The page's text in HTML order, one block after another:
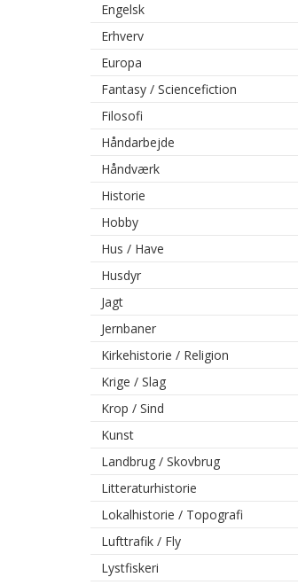
Engelsk
Erhverv
Europa
Fantasy / Sciencefiction
Filosofi
Håndarbejde
Håndværk
Historie
Hobby
Hus / Have
Husdyr
Jagt
Jernbaner
Kirkehistorie / Religion
Krige / Slag
Krop / Sind
Kunst
Landbrug / Skovbrug
Litteraturhistorie
Lokalhistorie / Topografi
Lufttrafik / Fly
Lystfiskeri